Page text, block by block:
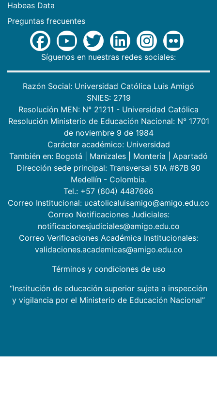
Habeas Data
Preguntas frecuentes
Síguenos en nuestras redes sociales:
Razón Social: Universidad Católica Luis Amigó
SNIES: 2719
Resolución MEN: N° 21211 - Universidad Católica
Resolución Ministerio de Educación Nacional: N° 17701
de noviembre 9 de 1984
Carácter académico: Universidad
También en: Bogotá Manizales Montería
Apartadó
Dirección sede principal: Transversal 51A #67B 90
Medellín - Colombia.
Tel.: +57 (604) 4487666
Correo Institucional: ucatolicaluisamigo@amigo.edu.co
Correo Notificaciones Judiciales:
notificacionesjudiciales@amigo.edu.co
Correo Verificaciones Académica Institucionales:
validaciones.academicas@amigo.edu.co
Términos y condiciones de uso
“Institución de educación superior sujeta a inspección
y vigilancia por el Ministerio de Educación Nacional”